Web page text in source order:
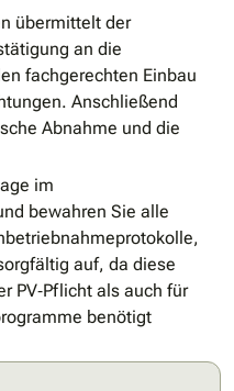
übermittelt der
an die
fachgerechten Einbau
Anschließend
Abnahme und die
im
bewahren Sie alle
auf, da diese
PV‐Pflicht als auch für
benötigt